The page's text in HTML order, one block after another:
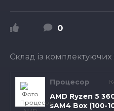
0
Склад із комплектуючих
Процесор
AMD Ryzen 5
sAM4 Box (100-